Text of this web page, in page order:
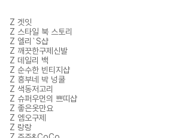
Z 겟잇
Z 스타일 북 스토리
Z 엘리`S샵
Z 깨끗한구제신발
Z 데일리 백
Z 순수한 빈티지샵
Z 흥부네 박 넝쿨
Z 색동저고리
Z 슈퍼우먼의 쁘띠샵
Z 좋은옷만요
Z 엠오구제
Z 랑랑